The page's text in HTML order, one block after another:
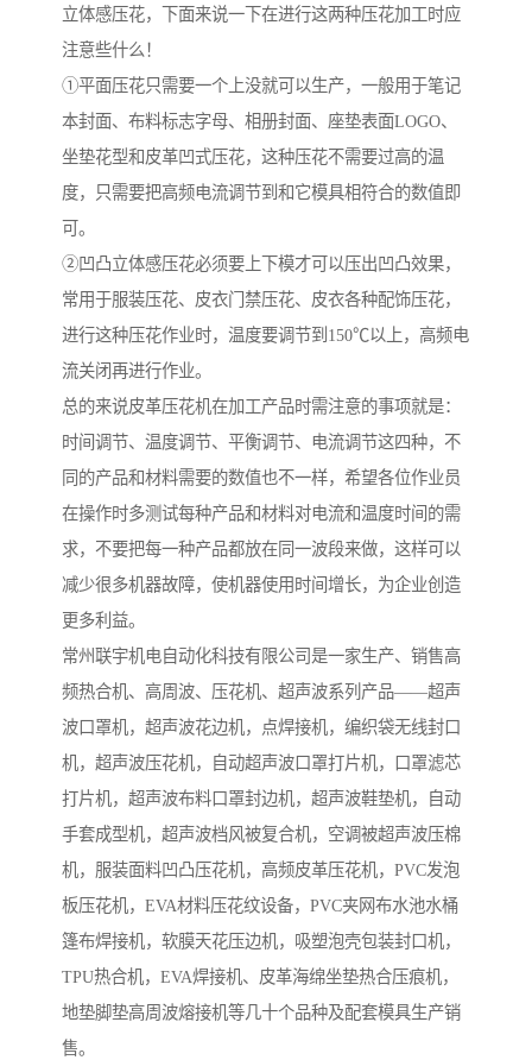
立体感压花，下面来说一下在进行这两种压花加工时应
注意些什么！
①平面压花只需要一个上没就可以生产，一般用于笔记
本封面、布料标志字母、相册封面、座垫表面LOGO、
坐垫花型和皮革凹式压花，这种压花不需要过高的温
度，只需要把高频电流调节到和它模具相符合的数值即
可。
②凹凸立体感压花必须要上下模才可以压出凹凸效果，
常用于服装压花、皮衣门禁压花、皮衣各种配饰压花，
进行这种压花作业时，温度要调节到150℃以上，高频电
流关闭再进行作业。
总的来说皮革压花机在加工产品时需注意的事项就是：
时间调节、温度调节、平衡调节、电流调节这四种，不
同的产品和材料需要的数值也不一样，希望各位作业员
在操作时多测试每种产品和材料对电流和温度时间的需
求，不要把每一种产品都放在同一波段来做，这样可以
减少很多机器故障，使机器使用时间增长，为企业创造
更多利益。
常州联宇机电自动化科技有限公司是一家生产、销售高
频热合机、高周波、压花机、超声波系列产品——超声
波口罩机，超声波花边机，点焊接机，编织袋无线封口
机，超声波压花机，自动超声波口罩打片机，口罩滤芯
打片机，超声波布料口罩封边机，超声波鞋垫机，自动
手套成型机，超声波档风被复合机，空调被超声波压棉
机，服装面料凹凸压花机，高频皮革压花机，PVC发泡
板压花机，EVA材料压花纹设备，PVC夹网布水池水桶
篷布焊接机，软膜天花压边机，吸塑泡壳包装封口机，
TPU热合机，EVA焊接机、皮革海绵坐垫热合压痕机，
地垫脚垫高周波熔接机等几十个品种及配套模具生产销
售。